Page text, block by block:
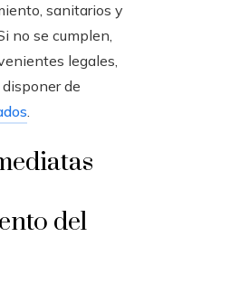
sanitarios y
no se cumplen,
legales,
de
.
del